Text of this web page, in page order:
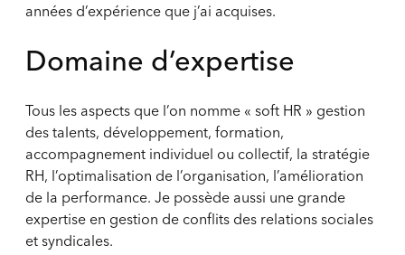
années d’expérience que j’ai acquises.
Domaine d’expertise
Tous les aspects que l’on nomme « soft HR » gestion
des talents, développement, formation,
accompagnement individuel ou collectif, la stratégie
RH, l’optimalisation de l’organisation, l’amélioration
de la performance. Je possède aussi une grande
expertise en gestion de conflits des relations sociales
et syndicales.